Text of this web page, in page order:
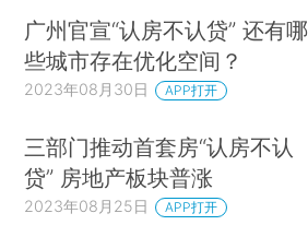
广州官宣“认房不认贷” 还有哪
些城市存在优化空间？
2023年08月30日 APP打开
三部门推动首套房“认房不认
贷” 房地产板块普涨
2023年08月25日 APP打开